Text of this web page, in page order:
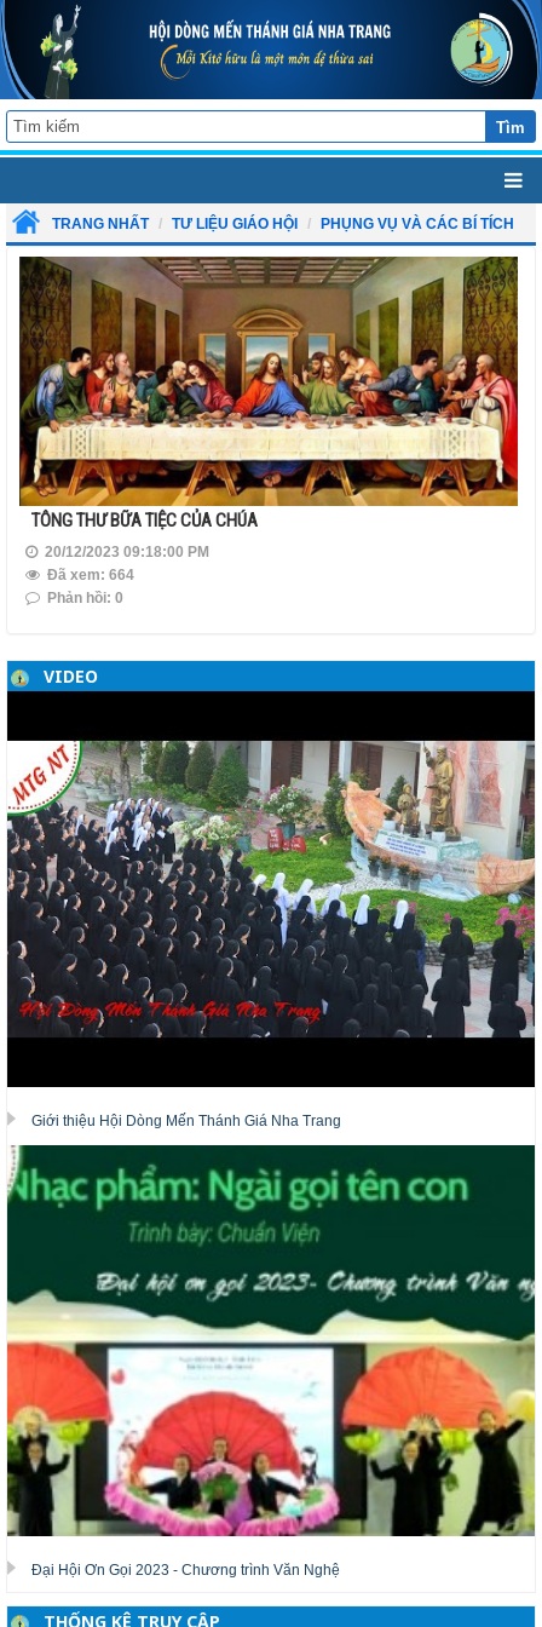
Tìm
TRANG NHẤT TƯ LIỆU GIÁO HỘI PHỤNG VỤ VÀ CÁC BÍ TÍCH
TÔNG THƯ BỮA TIỆC CỦA CHÚA
20/12/2023 09:18:00 PM
Đã xem: 664
Phản hồi: 0
VIDEO
Giới thiệu Hội Dòng Mến Thánh Giá Nha Trang
Đại Hội Ơn Gọi 2023 - Chương trình Văn Nghệ
THỐNG KÊ TRUY CẬP